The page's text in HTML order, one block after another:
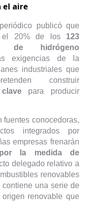
el aire
publicó que
el 20% de los123
de hidrógeno
exigencias de la
industriales que
construir
para producir
fuentes conocedoras,
integrados por
empresas frenarán
por la medida de
delegado relativo a
renovables
una serie de
renovable que